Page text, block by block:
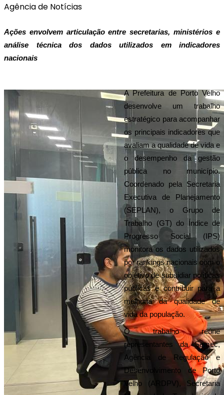
Agência de Notícias
Ações envolvem articulação entre secretarias, ministérios e
análise técnica dos dados utilizados em indicadores
nacionais
A Prefeitura de Porto Velho
desenvolve um trabalho
estratégico para acompanhar
os principais indicadores que
avaliam a qualidade de vida e
o desempenho da gestão
pública no município.
Coordenado pela Secretaria
Executiva de Planejamento
(SEPLAN), o Grupo de
Trabalho (GT) do Índice de
Progresso Social (IPS)
monitora os dados utilizados
por rankings nacionais com o
objetivo de subsidiar políticas
públicas e contribuir para a
melhoria da qualidade de
vida da população.
O trabalho reúne
representantes da Semec,
Agência de Regulação e
Desenvolvimento de Porto
Velho (ARDPV), Secretaria